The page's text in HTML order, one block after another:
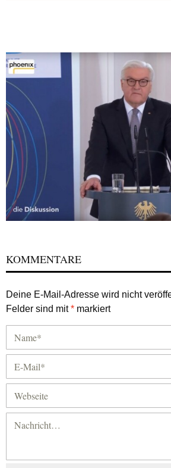
KOMMENTARE
Deine E-Mail-Adresse wird nicht
Felder sind mit* markiert